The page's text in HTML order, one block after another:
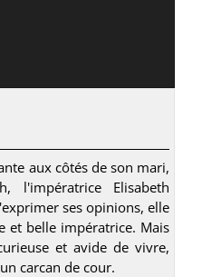
aux côtés de son mari,
l'impératrice Elisabeth
ses opinions, elle
et belle impératrice. Mais
et avide de vivre,
carcan de cour.